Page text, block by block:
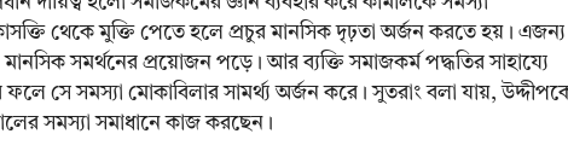
থেকে মুক্তি পেতে হলে প্রচুর মানসিক দৃঢ়তা অর্জন করতে হয়। এজন্য
মানসিক সমর্থনের প্রয়োজন পড়ে। আর ব্যক্তি সমাজকর্ম পদ্ধতির সাহায্যে
ফলে সে সমস্যা মোকাবিলার সামর্থ্য অর্জন করে। সুতরাং বলা যায়,
সমস্যা সমাধানে কাজ করছেন।